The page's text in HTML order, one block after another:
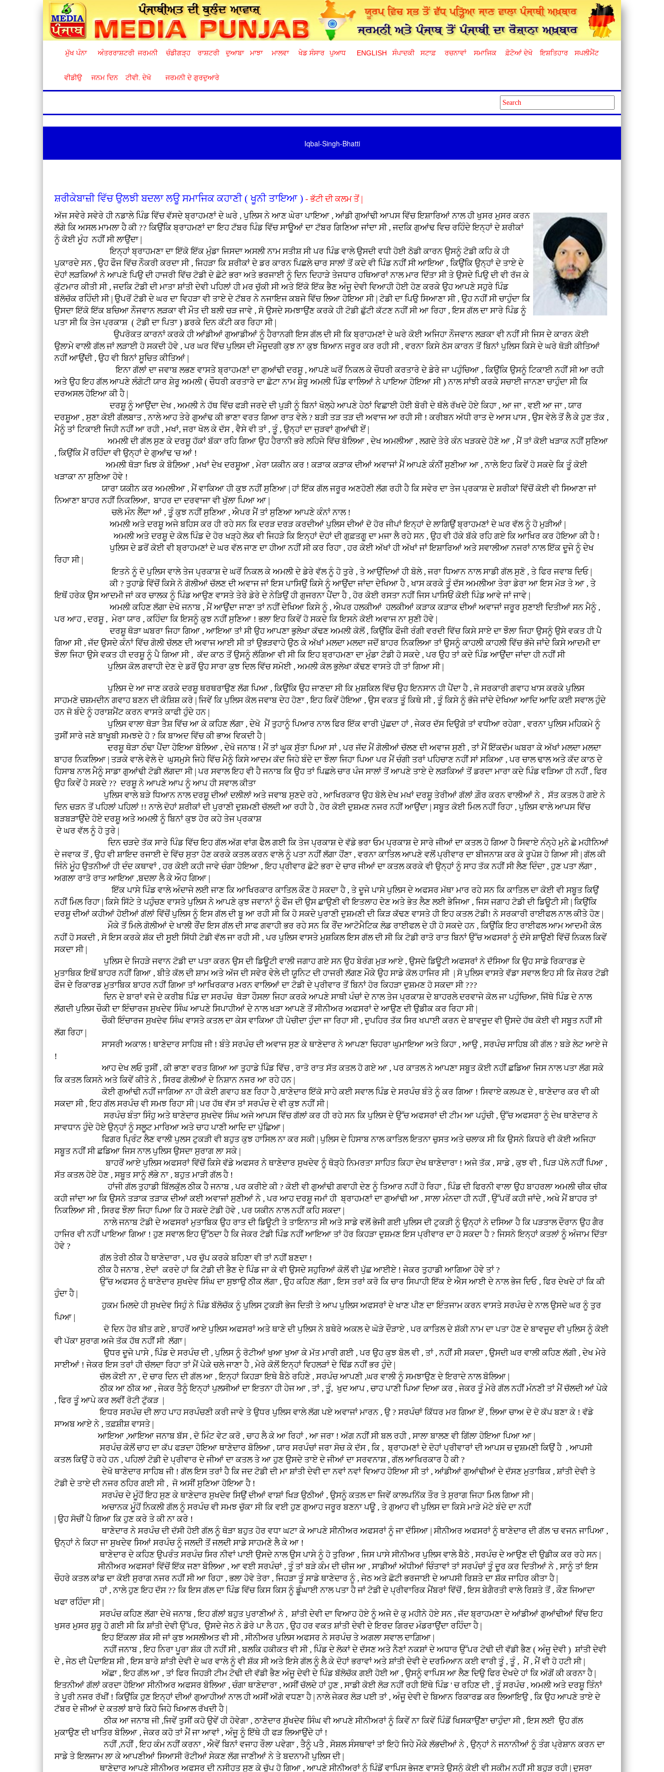
ਮੁੱਖ ਪੰਨਾ ਅੰਤਰਰਾਸ਼ਟਰੀ ਜਰਮਨੀ ਚੰਡੀਗੜ੍ਹ ਰਾਸ਼ਟਰੀ ਦੁਆਬਾ ਮਾਝਾ ਮਾਲਵਾ ਖੇਡ ਸੰਸਾਰ ਪੁਆਧ ENGLISH ਸੰਪਾਦਕੀ ਸਟਾਫ਼ ਰਚਨਾਵਾਂ ਸਮਾਜਿਕ ਫ਼ੋਟੋਆਂ ਦੇਖੋ ਇਸ਼ਤਿਹਾਰ ਸਪਲੀਮੈਂਟ
ਵੀਡੀਉ ਜਨਮ ਦਿਨ ਟੀਵੀ. ਦੇਖੋ ਜਰਮਨੀ ਦੇ ਗੁਰਦੁਆਰੇ
Iqbal-Singh-Bhatti
ਸ਼ਰੀਕੇਬਾਜ਼ੀ ਵਿੱਚ ਉਲਝੀ ਬਦਲਾ ਲਊ ਸਮਾਜਿਕ ਕਹਾਣੀ ( ਖੂਨੀ ਤਾਇਆ ) - ਭੱਟੀ ਦੀ ਕਲਮ ਤੋਂ |
ਅੱਜ ਸਵੇਰੇ ਸਵੇਰੇ ਹੀ ਨਡਾਲੇ ਪਿੰਡ ਵਿੱਚ ਵੱਸਦੇ ਬ੍ਰਾਹਮਣਾਂ ਦੇ ਘਰੇ , ਪੁਲਿਸ ਨੇ ਆਣ ਘੇਰਾ ਪਾਇਆ , ਆਂਡੀ ਗੁਆਂਢੀ ਆਪਸ ਵਿੱਚ ਇਸ਼ਾਰਿਆਂ ਨਾਲ ਹੀ ਖੁਸਰ ਮੁਸਰ ਕਰਨ
ਲੱਗੇ ਕਿ ਅਸਲ ਮਾਮਲਾ ਹੈ ਕੀ ?? ਕਿਉਂਕਿ ਬ੍ਰਾਹਮਣਾਂ ਦਾ ਇਹ ਟੱਬਰ ਪਿੰਡ ਵਿੱਚ ਸਾਊਆਂ ਦਾ ਟੱਬਰ ਗਿਣਿਆ ਜਾਂਦਾ ਸੀ , ਜਦਕਿ ਗੁਆਂਢ ਵਿਚ ਰਹਿੰਦੇ ਇਨ੍ਹਾਂ ਦੇ ਸ਼ਰੀਕਾਂ
ਨੂੰ ਕੋਈ ਮੂੰਹ ਨਹੀਂ ਸੀ ਲਾਉਂਦਾ |
ਇਨ੍ਹਾਂ ਬ੍ਰਾਹਮਣਾ ਦਾ ਇੱਕੋ ਇੱਕ ਮੁੰਡਾ ਜਿਸਦਾ ਅਸਲੀ ਨਾਮ ਸਤੀਸ਼ ਸੀ ਪਰ ਪਿੰਡ ਵਾਲੇ ਉਸਦੀ ਵਧੀ ਹੋਈ ਠੋਡੀ ਕਾਰਨ ਉਸਨੂੰ ਟੋਡੀ ਕਹਿ ਕੇ ਹੀ
ਪੁਕਾਰਦੇ ਸਨ , ਉਹ ਫੌਜ ਵਿੱਚ ਨੌਕਰੀ ਕਰਦਾ ਸੀ , ਜਿਹੜਾ ਕਿ ਸ਼ਰੀਕਾਂ ਦੇ ਡਰ ਕਾਰਨ ਪਿਛਲੇ ਚਾਰ ਸਾਲਾਂ ਤੋਂ ਕਦੇ ਵੀ ਪਿੰਡ ਨਹੀਂ ਸੀ ਆਇਆ , ਕਿਉਂਕਿ ਉਨ੍ਹਾਂ ਦੇ ਤਾਏ ਦੇ
ਦੋਹਾਂ ਲੜਕਿਆਂ ਨੇ ਆਪਣੇ ਪਿਉ ਦੀ ਹਾਜਰੀ ਵਿੱਚ ਟੋਡੀ ਦੇ ਛੋਟੇ ਭਰਾ ਅਤੇ ਭਰਜਾਈ ਨੂੰ ਦਿਨ ਦਿਹਾੜੇ ਤੇਜਧਾਰ ਹਥਿਆਰਾਂ ਨਾਲ ਮਾਰ ਦਿੱਤਾ ਸੀ ਤੇ ਉਸਦੇ ਪਿਉ ਦੀ ਵੀ ਰੱਜ ਕੇ
ਕੁੱਟਮਾਰ ਕੀਤੀ ਸੀ , ਜਦਕਿ ਟੋਡੀ ਦੀ ਮਾਤਾ ਸ਼ਾਂਤੀ ਦੇਵੀ ਪਹਿਲਾਂ ਹੀ ਮਰ ਚੁੱਕੀ ਸੀ ਅਤੇ ਇੱਕੋ ਇੱਕ ਭੈਣ ਅੰਜੂ ਦੇਵੀ ਵਿਆਹੀ ਹੋਈ ਹੋਣ ਕਰਕੇ ਉਹ ਆਪਣੇ ਸਹੁਰੇ ਪਿੰਡ
ਬੱਲੋਚੱਕ ਰਹਿੰਦੀ ਸੀ | ਉਪਰੋਂ ਟੋਡੀ ਦੇ ਘਰ ਦਾ ਵਿਹੜਾ ਵੀ ਤਾਏ ਦੇ ਟੱਬਰ ਨੇ ਨਜਾਇਜ ਕਬਜੇ ਵਿੱਚ ਲਿਆ ਹੋਇਆ ਸੀ | ਟੋਡੀ ਦਾ ਪਿਉ ਸਿਆਣਾ ਸੀ , ਉਹ ਨਹੀਂ ਸੀ ਚਾਹੁੰਦਾ ਕਿ
ਉਸਦਾ ਇੱਕੋ ਇੱਕ ਬਚਿਆ ਨੌਜਵਾਨ ਲੜਕਾ ਵੀ ਮੌਤ ਦੀ ਬਲੀ ਚੜ ਜਾਵੇ , ਸੋ ਉਸਦੇ ਸਮਝਾਉਂਣ ਕਰਕੇ ਹੀ ਟੋਡੀ ਛੁੱਟੀ ਕੱਟਣ ਨਹੀਂ ਸੀ ਆ ਰਿਹਾ , ਇਸ ਗੱਲ ਦਾ ਸਾਰੇ ਪਿੰਡ ਨੂੰ
ਪਤਾ ਸੀ ਕਿ ਤੇਜ ਪ੍ਰਕਾਸ਼ ( ਟੋਡੀ ਦਾ ਪਿਤਾ ) ਡਰਕੇ ਦਿਨ ਕੱਟੀ ਕਰ ਰਿਹਾ ਸੀ |
ਉਪਰੋਕਤ ਕਾਰਨਾਂ ਕਰਕੇ ਹੀ ਆਂਡੀਆਂ ਗੁਆਡੀਆਂ ਨੂੰ ਹੈਰਾਨਗੀ ਇਸ ਗੱਲ ਦੀ ਸੀ ਕਿ ਬ੍ਰਾਹਮਣਾਂ ਦੇ ਘਰੇ ਕੋਈ ਅਜਿਹਾ ਨੌਜਵਾਨ ਲੜਕਾ ਵੀ ਨਹੀਂ ਸੀ ਜਿਸ ਦੇ ਕਾਰਨ ਕੋਈ
ਉਲਾਮੇ ਵਾਲੀ ਗੱਲ ਜਾਂ ਲੜਾਈ ਹੋ ਸਕਦੀ ਹੋਵੇ , ਪਰ ਘਰ ਵਿੱਚ ਪੁਲਿਸ ਦੀ ਮੌਜੂਦਗੀ ਕੁਝ ਨਾ ਕੁਝ ਬਿਆਨ ਜਰੂਰ ਕਰ ਰਹੀ ਸੀ , ਵਰਨਾ ਕਿਸੇ ਠੋਸ ਕਾਰਨ ਤੋਂ ਬਿਨਾਂ ਪੁਲਿਸ ਕਿਸੇ ਦੇ ਘਰੇ ਥੋੜੀ ਕੀਤਿਆਂ
ਨਹੀਂ ਆਉਂਦੀ , ਉਹ ਵੀ ਬਿਨਾਂ ਸੂਚਿਤ ਕੀਤਿਆਂ |
ਇਨਾ ਗੱਲਾਂ ਦਾ ਜਵਾਬ ਲਭਣ ਵਾਸਤੇ ਬ੍ਰਾਹਮਣਾਂ ਦਾ ਗੁਆਂਢੀ ਦਰਸ਼ੂ , ਆਪਣੇ ਘਰੋਂ ਨਿਕਲ ਕੇ ਚੌਧਰੀ ਕਰਤਾਰੇ ਦੇ ਡੇਰੇ ਜਾ ਪਹੁੰਚਿਆ , ਕਿਉਂਕਿ ਉਸਨੂੰ ਟਿਕਾਈ ਨਹੀਂ ਸੀ ਆ ਰਹੀ
ਅਤੇ ਉਹ ਇਹ ਗੱਲ ਆਪਣੇ ਲੰਗੋਟੀ ਯਾਰ ਸ਼ੇਰੂ ਅਮਲੀ ( ਚੌਧਰੀ ਕਰਤਾਰੇ ਦਾ ਛੋਟਾ ਨਾਮ ਸ਼ੇਰੂ ਅਮਲੀ ਪਿੰਡ ਵਾਲਿਆਂ ਨੇ ਪਾਇਆ ਹੋਇਆ ਸੀ ) ਨਾਲ ਸਾਂਝੀ ਕਰਕੇ ਸਚਾਈ ਜਾਨਣਾ ਚਾਹੁੰਦਾ ਸੀ ਕਿ
ਦਰਅਸਲ ਹੋਇਆ ਕੀ ਹੈ |
ਦਰਸ਼ੂ ਨੂੰ ਆਉਂਦਾ ਦੇਖ , ਅਮਲੀ ਨੇ ਹੱਥ ਵਿੱਚ ਫੜੀ ਜਰਦੇ ਦੀ ਪੁੜੀ ਨੂੰ ਬਿਨਾਂ ਖੋਲ੍ਹੇ ਆਪਣੇ ਹੇਠਾਂ ਵਿਛਾਈ ਹੋਈ ਬੋਰੀ ਦੇ ਥੱਲੇ ਰੱਖਦੇ ਹੋਏ ਕਿਹਾ , ਆ ਜਾ , ਵਈ ਆ ਜਾ , ਯਾਰ
ਦਰਸ਼ੂਆ , ਸੁਣਾ ਕੋਈ ਗੱਲਬਾਤ , ਨਾਲੇ ਆਹ ਤੇਰੇ ਗੁਆਂਢ ਕੀ ਭਾਣਾ ਵਰਤ ਗਿਆ ਰਾਤ ਵੇਲੇ ? ਬੜੀ ਤੜ ਤੜ ਦੀ ਅਵਾਜ ਆ ਰਹੀ ਸੀ ! ਕਰੀਬਨ ਅੱਧੀ ਰਾਤ ਦੇ ਆਸ ਪਾਸ , ਉਸ ਵੇਲੇ ਤੋਂ ਲੈ ਕੇ ਹੁਣ ਤੱਕ ,
ਮੈਨੂੰ ਤਾਂ ਟਿਕਾਈ ਜਿਹੀ ਨਹੀਂ ਆ ਰਹੀ , ਮਖਾਂ, ਜਰਾ ਖੋਲ ਕੇ ਦੱਸ , ਵੈਸੇ ਵੀ ਤਾਂ , ਤੂੰ , ਉਨ੍ਹਾਂ ਦਾ ਜੁੜਵਾਂ ਗੁਆਂਢੀ ਏਂ |
ਅਮਲੀ ਦੀ ਗੱਲ ਸੁਣ ਕੇ ਦਰਸ਼ੂ ਹੱਕਾਂ ਬੱਕਾ ਰਹਿ ਗਿਆ ਉਹ ਹੈਰਾਨੀ ਭਰੇ ਲਹਿਜੇ ਵਿੱਚ ਬੋਲਿਆ , ਦੇਖ ਅਮਲੀਆ , ਲਗਦੇ ਤੇਰੇ ਕੰਨ ਖੜਕਦੇ ਹੋਣੇ ਆ , ਮੈਂ ਤਾਂ ਕੋਈ ਖੜਾਕ ਨਹੀਂ ਸੁਣਿਆ
, ਕਿਉਂਕਿ ਮੈਂ ਰਹਿੰਦਾ ਵੀ ਉਨ੍ਹਾਂ ਦੇ ਗੁਆਂਢ 'ਚ ਆਂ !
ਅਮਲੀ ਥੋੜਾ ਖਿਝ ਕੇ ਬੋਲ਼ਿਆ , ਮਖਾਂ ਦੇਖ ਦਰਸ਼ੂਆ , ਮੇਰਾ ਯਕੀਨ ਕਰ ! ਕੜਾਕ ਕੜਾਕ ਦੀਆਂ ਅਵਾਜਾਂ ਮੈਂ ਆਪਣੇ ਕੰਨੀਂ ਸੁਣੀਆ ਆ , ਨਾਲੇ ਇਹ ਕਿਵੇਂ ਹੋ ਸਕਦੇ ਕਿ ਤੂੰ ਕੋਈ
ਖੜਾਕਾ ਨਾ ਸੁਣਿਆ ਹੋਵੇ !
ਯਾਰਾ ਯਕੀਨ ਕਰ ਅਮਲੀਆ , ਮੈਂ ਵਾਕਿਆ ਹੀ ਕੁਝ ਨਹੀਂ ਸੁਣਿਆ | ਹਾਂ ਇੱਕ ਗੱਲ ਜਰੂਰ ਅਣਹੋਣੀ ਲੱਗ ਰਹੀ ਹੈ ਕਿ ਸਵੇਰ ਦਾ ਤੇਜ ਪ੍ਰਕਾਸ਼ ਦੇ ਸ਼ਰੀਕਾਂ ਵਿੱਚੋਂ ਕੋਈ ਵੀ ਸਿਆਣਾ ਜਾਂ
ਨਿਆਣਾ ਬਾਹਰ ਨਹੀਂ ਨਿਕਲਿਆ, ਬਾਹਰ ਦਾ ਦਰਵਾਜਾ ਵੀ ਖੁੱਲਾ ਪਿਆ ਆ |
ਚਲੋ ਮੰਨ ਲੈਂਦਾ ਆਂ , ਤੂੰ ਕੁਝ ਨਹੀਂ ਸੁਣਿਆ , ਐਪਰ ਮੈਂ ਤਾਂ ਸੁਣਿਆ ਆਪਣੇ ਕੰਨਾਂ ਨਾਲ !
ਅਮਲੀ ਅਤੇ ਦਰਸ਼ੂ ਅਜੇ ਬਹਿਸ ਕਰ ਹੀ ਰਹੇ ਸਨ ਕਿ ਦਰੜ ਦਰੜ ਕਰਦੀਆਂ ਪੁਲਿਸ ਦੀਆਂ ਦੋ ਹੋਰ ਜੀਪਾਂ ਇਨ੍ਹਾਂ ਦੇ ਲਾਗਿਉਂ ਬ੍ਰਾਹਮਣਾਂ ਦੇ ਘਰ ਵੱਲ ਨੂੰ ਹੋ ਮੁੜੀਆਂ |
ਅਮਲੀ ਅਤੇ ਦਰਸ਼ੂ ਦੇ ਕੋਲ ਪਿੰਡ ਦੇ ਹੋਰ ਖੜ੍ਹੇ ਲੋਕ ਵੀ ਜਿਹੜੇ ਕਿ ਇਨ੍ਹਾਂ ਦੋਹਾਂ ਦੀ ਗੁਫ਼ਤਗੂ ਦਾ ਮਜਾ ਲੈ ਰਹੇ ਸਨ , ਉਹ ਵੀ ਹੱਕੇ ਬੱਕੇ ਰਹਿ ਗਏ ਕਿ ਆਖਿਰ ਕਰ ਹੋਇਆ ਕੀ ਹੈ !
ਪੁਲਿਸ ਦੇ ਡਰੋਂ ਕੋਈ ਵੀ ਬ੍ਰਾਹਮਣਾਂ ਦੇ ਘਰ ਵੱਲ ਜਾਣ ਦਾ ਹੀਆ ਨਹੀਂ ਸੀ ਕਰ ਰਿਹਾ , ਹਰ ਕੋਈ ਅੱਖਾਂ ਹੀ ਅੱਖਾਂ ਜਾਂ ਇਸ਼ਾਰਿਆਂ ਅਤੇ ਸਵਾਲੀਆ ਨਜਰਾਂ ਨਾਲ ਇੱਕ ਦੂਜੇ ਨੂੰ ਦੇਖ
ਰਿਹਾ ਸੀ |
ਇਤਨੇ ਨੂੰ ਦੋ ਪੁਲਿਸ ਵਾਲੇ ਤੇਜ ਪ੍ਰਕਾਸ਼ ਦੇ ਘਰੋਂ ਨਿਕਲ ਕੇ ਅਮਲੀ ਦੇ ਡੇਰੇ ਵੱਲ ਨੂੰ ਹੋ ਤੁਰੇ , ਤੇ ਆਉਂਦਿਆਂ ਹੀ ਬੋਲੇ , ਜਰਾ ਧਿਆਨ ਨਾਲ ਸਾਡੀ ਗੱਲ ਸੁਣੋ , ਤੇ ਫਿਰ ਜਵਾਬ ਦਿਓ |
ਕੀ ? ਤੁਹਾਡੇ ਵਿੱਚੋਂ ਕਿਸੇ ਨੇ ਗੋਲੀਆਂ ਚੱਲਣ ਦੀ ਅਵਾਜ ਜਾਂ ਇਸ ਪਾਸਿਉਂ ਕਿਸੇ ਨੂੰ ਆਉਂਦਾ ਜਾਂਦਾ ਦੇਖਿਆ ਹੈ , ਖਾਸ ਕਰਕੇ ਤੂੰ ਦੱਸ ਅਮਲੀਆ ਤੇਰਾ ਡੇਰਾ ਆ ਇਸ ਮੋੜ ਤੇ ਆ , ਤੇ
ਇਥੋਂ ਹਰੇਕ ਉਸ ਆਦਮੀ ਜਾਂ ਕਰ ਚਾਲਕ ਨੂੰ ਪਿੰਡ ਆਉਣ ਵਾਸਤੇ ਤੇਰੇ ਡੇਰੇ ਦੇ ਨੇੜਿਉਂ ਹੀ ਗੁਜਰਨਾ ਪੈਂਦਾ ਹੈ , ਹੋਰ ਕੋਈ ਰਸਤਾ ਨਹੀਂ ਜਿਸ ਪਾਸਿਓਂ ਕੋਈ ਪਿੰਡ ਆਵੇ ਜਾਂ ਜਾਵੇ |
ਅਮਲੀ ਕਹਿਣ ਲੱਗਾ ਦੇਖੋ ਜਨਾਬ , ਮੈਂ ਆਉਂਦਾ ਜਾਣਾ ਤਾਂ ਨਹੀਂ ਦੇਖਿਆ ਕਿਸੇ ਨੂੰ , ਐਪਰ ਹਲਕੀਆਂ ਹਲਕੀਆਂ ਕੜਾਕ ਕੜਾਕ ਦੀਆਂ ਅਵਾਜਾਂ ਜਰੂਰ ਸੁਣਾਈ ਦਿਤੀਆਂ ਸਨ ਮੈਨੂੰ ,
ਪਰ ਆਹ , ਦਰਸ਼ੂ , ਮੇਰਾ ਯਾਰ , ਕਹਿੰਦਾ ਕਿ ਇਸਨੂੰ ਕੁਝ ਨਹੀਂ ਸੁਣਿਆ ! ਭਲਾ ਇਹ ਕਿਵੇਂ ਹੋ ਸਕਦੇ ਕਿ ਇਸਨੇ ਕੋਈ ਅਵਾਜ ਨਾ ਸੁਣੀ ਹੋਵੇ |
ਦਰਸ਼ੂ ਥੋੜਾ ਘਬਰਾ ਜਿਹਾ ਗਿਆ , ਆਇਆ ਤਾਂ ਸੀ ਉਹ ਆਪਣਾ ਭੁਲੇਖਾ ਕੱਢਣ ਅਮਲੀ ਕੋਲੋਂ , ਕਿਉਂਕਿ ਫੌਜੀ ਰੰਗੀ ਵਰਦੀ ਵਿੱਚ ਕਿਸੇ ਸਾਏ ਦਾ ਝੌਲਾ ਜਿਹਾ ਉਸਨੂੰ ਉਸੇ ਵਕਤ ਹੀ ਪੈ
ਗਿਆ ਸੀ , ਜੱਦ ਉਸਦੇ ਕੰਨਾਂ ਵਿੱਚ ਗੋਲੀ ਚੱਲਣ ਦੀ ਅਵਾਜ ਆਈ ਸੀ ਤਾਂ ਉਭੜਵਾਹੇ ਉਠ ਕੇ ਅੱਖਾਂ ਮਲਦਾ ਮਲਦਾ ਜਦੋਂ ਬਾਹਰ ਨਿਕਲਿਆ ਤਾਂ ਉਸਨੂੰ ਕਾਹਲੀ ਕਾਹਲੀ ਵਿੱਚ ਭੱਜੇ ਜਾਂਦੇ ਕਿਸੇ ਆਦਮੀ ਦਾ
ਝੌਲਾ ਜਿਹਾ ਉਸੇ ਵਕਤ ਹੀ ਦਰਸ਼ੂ ਨੂੰ ਪੈ ਗਿਆ ਸੀ , ਕੱਦ ਕਾਠ ਤੋਂ ਉਸਨੂੰ ਲੱਗਿਆ ਵੀ ਸੀ ਕਿ ਇਹ ਬ੍ਰਾਹਮਣਾ ਦਾ ਮੁੰਡਾ ਟੋਡੀ ਹੋ ਸਕਦੇ , ਪਰ ਉਹ ਤਾਂ ਕਦੇ ਪਿੰਡ ਆਉਂਦਾ ਜਾਂਦਾ ਹੀ ਨਹੀਂ ਸੀ
ਪੁਲਿਸ ਕੋਲ ਗਵਾਹੀ ਦੇਣ ਦੇ ਡਰੋਂ ਉਹ ਸਾਰਾ ਕੁਝ ਦਿਲ ਵਿੱਚ ਸਮੋਈ , ਅਮਲੀ ਕੋਲ ਭੁਲੇਖਾ ਕੱਢਣ ਵਾਸਤੇ ਹੀ ਤਾਂ ਗਿਆ ਸੀ |
ਪੁਲਿਸ ਦੇ ਆ ਜਾਣ ਕਰਕੇ ਦਰਸ਼ੂ ਥਰਥਰਾਉਣ ਲੱਗ ਪਿਆ , ਕਿਉਂਕਿ ਉਹ ਜਾਣਦਾ ਸੀ ਕਿ ਮੁਸ਼ਕਿਲ ਵਿੱਚ ਉਹ ਇਨਸਾਨ ਹੀ ਪੈਂਦਾ ਹੈ , ਜੋ ਸਰਕਾਰੀ ਗਵਾਹ ਖਾਸ ਕਰਕੇ ਪੁਲਿਸ
ਸਾਹਮਣੇ ਚਸ਼ਮਦੀਨ ਗਵਾਹ ਬਣਨ ਦੀ ਕੋਸ਼ਿਸ਼ ਕਰੇ | ਜਿਵੇਂ ਕਿ ਪੁਲਿਸ ਕੋਲ ਜਵਾਬ ਦੇਹ ਹੋਣਾ , ਇਹ ਕਿਵੇਂ ਹੋਇਆ , ਉਸ ਵਕਤ ਤੂੰ ਕਿਥੇ ਸੀ , ਤੂੰ ਕਿਸੇ ਨੂੰ ਭੱਜੇ ਜਾਂਦੇ ਦੇਖਿਆ ਆਦਿ ਆਦਿ ਕਈ ਸਵਾਲ ਹੁੰਦੇ
ਹਨ ਜੋ ਬੰਦੇ ਨੂੰ ਹਰਾਸ਼ਮੈਂਟ ਕਰਨ ਵਾਸਤੇ ਕਾਫੀ ਹੁੰਦੇ ਹਨ |
ਪੁਲਿਸ ਵਾਲਾ ਥੋੜਾ ਤੈਸ਼ ਵਿੱਚ ਆ ਕੇ ਕਹਿਣ ਲੱਗਾ , ਦੇਖੋ ਮੈਂ ਤੁਹਾਨੂੰ ਪਿਆਰ ਨਾਲ ਫਿਰ ਇੱਕ ਵਾਰੀ ਪੁੱਛਦਾ ਹਾਂ , ਜੇਕਰ ਦੱਸ ਦਿਉਗੇ ਤਾਂ ਵਧੀਆ ਰਹੇਗਾ , ਵਰਨਾ ਪੁਲਿਸ ਮਹਿਕਮੇ ਨੂੰ
ਤੁਸੀਂ ਸਾਰੇ ਜਣੇ ਬਾਖੂਬੀ ਸਮਝਦੇ ਹੋ ? ਕਿ ਬਾਅਦ ਵਿੱਚ ਕੀ ਭਾਅ ਵਿਕਦੀ ਹੈ |
ਦਰਸ਼ੂ ਥੋੜਾ ਠੰਢਾ ਪੈਂਦਾ ਹੋਇਆ ਬੋਲਿਆ , ਦੇਖੋ ਜਨਾਬ ! ਮੈਂ ਤਾਂ ਘੂਕ ਸੁੱਤਾ ਪਿਆ ਸਾਂ , ਪਰ ਜੱਦ ਮੈਂ ਗੋਲੀਆਂ ਚੱਲਣ ਦੀ ਅਵਾਜ ਸੁਣੀ , ਤਾਂ ਮੈਂ ਇੱਕਦੱਮ ਘਬਰਾ ਕੇ ਅੱਖਾਂ ਮਲਦਾ ਮਲਦਾ
ਬਾਹਰ ਨਿਕਲਿਆ | ਤੜਕੇ ਵਾਲੇ ਵੇਲੇ ਦੇ ਘੁਸਮੁਸੇ ਜਿਹੇ ਵਿੱਚ ਮੈਨੂੰ ਕਿਸੇ ਆਦਮ ਕੱਦ ਜਿਹੇ ਬੰਦੇ ਦਾ ਝੌਲਾ ਜਿਹਾ ਪਿਆ ਪਰ ਮੈਂ ਚੰਗੀ ਤਰਾਂ ਪਹਿਚਾਣ ਨਹੀਂ ਸਾਂ ਸਕਿਆ , ਪਰ ਚਾਲ ਢਾਲ ਅਤੇ ਕੱਦ ਕਾਠ ਦੇ
ਹਿਸਾਬ ਨਾਲ ਮੈਨੂੰ ਸਾਡਾ ਗੁਆਂਢੀ ਟੋਡੀ ਲੱਗਦਾ ਸੀ | ਪਰ ਸਵਾਲ ਇਹ ਵੀ ਹੈ ਜਨਾਬ ਕਿ ਉਹ ਤਾਂ ਪਿਛਲੇ ਚਾਰ ਪੰਜ ਸਾਲਾਂ ਤੋਂ ਆਪਣੇ ਤਾਏ ਦੇ ਲੜਕਿਆਂ ਤੋਂ ਡਰਦਾ ਮਾਰਾ ਕਦੇ ਪਿੰਡ ਵੜਿਆ ਹੀ ਨਹੀਂ , ਫਿਰ
ਉਹ ਕਿਵੇਂ ਹੋ ਸਕਦੇ ?? ਦਰਸ਼ੂ ਨੇ ਆਪਣੇ ਆਪ ਨੂੰ ਆਪ ਹੀ ਸਵਾਲ ਕੀਤਾ
ਪੁਲਿਸ ਵਾਲੇ ਬੜੇ ਧਿਆਨ ਨਾਲ ਦਰਸ਼ੂ ਦੀਆਂ ਦਲੀਲਾਂ ਅਤੇ ਜਵਾਬ ਸੁਣਦੇ ਰਹੇ , ਆਖਿਰਕਾਰ ਉਹ ਬੋਲੇ ਦੇਖ ਮਖਾਂ ਦਰਸ਼ੂ ਤੇਰੀਆਂ ਗੱਲਾਂ ਗ਼ੌਰ ਕਰਨ ਵਾਲੀਆਂ ਨੇ , ਸੱਤ ਕਤਲ ਹੋ ਗਏ ਨੇ
ਦਿਨ ਚੜਨ ਤੋਂ ਪਹਿਲਾਂ ਪਹਿਲਾਂ !! ਨਾਲੇ ਦੋਹਾਂ ਸ਼ਰੀਕਾਂ ਦੀ ਪੁਰਾਣੀ ਦੁਸ਼ਮਣੀ ਚੱਲਦੀ ਆ ਰਹੀ ਹੈ , ਹੋਰ ਕੋਈ ਦੁਸ਼ਮਣ ਨਜਰ ਨਹੀਂ ਆਉਂਦਾ | ਸਬੂਤ ਕੋਈ ਮਿਲ ਨਹੀਂ ਰਿਹਾ , ਪੁਲਿਸ ਵਾਲੇ ਆਪਸ ਵਿੱਚ
ਬੜਬੜਾਉਂਦੇ ਹੋਏ ਦਰਸ਼ੂ ਅਤੇ ਅਮਲੀ ਨੂੰ ਬਿਨਾਂ ਕੁਝ ਹੋਰ ਕਹੇ ਤੇਜ ਪ੍ਰਕਾਸ਼
ਦੇ ਘਰ ਵੱਲ ਨੂੰ ਹੋ ਤੁਰੇ |
ਦਿਨ ਚੜਦੇ ਤੱਕ ਸਾਰੇ ਪਿੰਡ ਵਿੱਚ ਇਹ ਗੱਲ ਅੱਗ ਵਾਂਗ ਫੈਲ ਗਈ ਕਿ ਤੇਜ ਪ੍ਰਕਾਸ਼ ਦੇ ਵੱਡੇ ਭਰਾ ਓਮ ਪ੍ਰਕਾਸ਼ ਦੇ ਸਾਰੇ ਜੀਆਂ ਦਾ ਕਤਲ ਹੋ ਗਿਆ ਹੈ ਸਿਵਾਏ ਨੰਨ੍ਹੇ ਮੁਨੇ ਛੇ ਮਹੀਨਿਆਂ
ਦੇ ਜਵਾਕ ਤੋਂ , ਉਹ ਵੀ ਸ਼ਾਇਦ ਰਜਾਈ ਦੇ ਵਿੱਚ ਸੁਤਾ ਹੋਣ ਕਰਕੇ ਕਤਲ ਕਰਨ ਵਾਲੇ ਨੂੰ ਪਤਾ ਨਹੀਂ ਲੱਗਾ ਹੋਂਣਾ , ਵਰਨਾ ਕਾਤਿਲ ਆਪਣੇ ਵਲੋਂ ਪ੍ਰੀਵਾਰ ਦਾ ਬੀਜਨਾਸ਼ ਕਰ ਕੇ ਰੂਪੋਸ਼ ਹੋ ਗਿਆ ਸੀ | ਗੱਲ ਕੀ
ਜਿੰਨੇ ਮੂੰਹ ਉਤਨੀਆਂ ਹੀ ਦੰਦ ਕਥਾਵਾਂ , ਹਰ ਕੋਈ ਕਹੀ ਜਾਵੇ ਚੰਗਾ ਹੋਇਆ , ਇਹ ਪ੍ਰੀਵਾਰ ਛੋਟੇ ਭਰਾ ਦੇ ਚਾਰ ਜੀਆਂ ਦਾ ਕਤਲ ਕਰਕੇ ਵੀ ਉਨ੍ਹਾਂ ਨੂੰ ਸਾਹ ਤੱਕ ਨਹੀਂ ਸੀ ਲੈਣ ਦਿੰਦਾ , ਹੁਣ ਪਤਾ ਲੱਗਾ ,
ਅਗਲਾ ਰਾਤੋ ਰਾਤ ਆਇਆ ,ਬਦਲਾ ਲੈ ਕੇ ਔਹ ਗਿਆ |
ਇੱਕ ਪਾਸੇ ਪਿੰਡ ਵਾਲੇ ਅੰਦਾਜੇ ਲਈ ਜਾਣ ਕਿ ਆਖਿਰਕਾਰ ਕਾਤਿਲ ਕੌਣ ਹੋ ਸਕਦਾ ਹੈ , ਤੇ ਦੂਜੇ ਪਾਸੇ ਪੁਲਿਸ ਦੇ ਅਫਸਰ ਮੱਥਾ ਮਾਰ ਰਹੇ ਸਨ ਕਿ ਕਾਤਿਲ ਦਾ ਕੋਈ ਵੀ ਸਬੂਤ ਕਿਉਂ
ਨਹੀਂ ਮਿਲ ਰਿਹਾ | ਕਿਸੇ ਸਿੱਟੇ ਤੇ ਪਹੁੰਚਣ ਵਾਸਤੇ ਪੁਲਿਸ ਨੇ ਆਪਣੇ ਕੁਝ ਜਵਾਨਾਂ ਨੂੰ ਫੌਜ ਦੀ ਉਸ ਛਾਉਣੀ ਵੀ ਇਤਲਾਹ ਦੇਣ ਅਤੇ ਭੇਤ ਲੈਣ ਲਈ ਭੇਜਿਆ , ਜਿਸ ਜਗਾਹ ਟੋਡੀ ਦੀ ਡਿਊਟੀ ਸੀ | ਕਿਉਂਕਿ
ਦਰਸ਼ੂ ਦੀਆਂ ਕਹੀਆਂ ਹੋਈਆਂ ਗੱਲਾਂ ਵਿੱਚੋਂ ਪੁਲਿਸ ਨੂੰ ਇਸ ਗੱਲ ਦੀ ਬੂ ਆ ਰਹੀ ਸੀ ਕਿ ਹੋ ਸਕਦੇ ਪੁਰਾਣੀ ਦੁਸ਼ਮਣੀ ਦੀ ਕਿੜ ਕੱਢਣ ਵਾਸਤੇ ਹੀ ਇਹ ਕਤਲ ਟੋਡੀ! ਨੇ ਸਰਕਾਰੀ ਰਾਈਫਲ ਨਾਲ ਕੀਤੇ ਹੋਣ |
ਮੌਕੇ ਤੋਂ ਮਿਲੇ ਗੋਲੀਆਂ ਦੇ ਖਾਲੀ ਰੌਂਦ ਇਸ ਗੱਲ ਦੀ ਸਾਫ ਗਵਾਹੀ ਭਰ ਰਹੇ ਸਨ ਕਿ ਰੌਂਦ ਆਟੋਮੈਟਿਕ ਲੋਡ ਰਾਈਫਲ ਦੇ ਹੀ ਹੋ ਸਕਦੇ ਹਨ , ਕਿਉਂਕਿ ਇਹ ਰਾਈਫਲ ਆਮ ਆਦਮੀ ਕੋਲ
ਨਹੀਂ ਹੋ ਸਕਦੀ , ਸੋ ਇਸ ਕਰਕੇ ਸ਼ੱਕ ਦੀ ਸੂਈ ਸਿੱਧੀ ਟੋਡੀ ਵੱਲ ਜਾ ਰਹੀ ਸੀ , ਪਰ ਪੁਲਿਸ ਵਾਸਤੇ ਮੁਸ਼ਕਿਲ ਇਸ ਗੱਲ ਦੀ ਸੀ ਕਿ ਟੋਡੀ ਰਾਤੋ ਰਾਤ ਬਿਨਾਂ ਉੱਚ ਅਫਸਰਾਂ ਨੂੰ ਦੱਸੇ ਸ਼ਾਉਣੀ ਵਿੱਚੋਂ ਨਿਕਲ ਕਿਵੇਂ
ਸਕਦਾ ਸੀ |
ਪੁਲਿਸ ਦੇ ਜਿਹੜੇ ਜਵਾਨ ਟੋਡੀ ਦਾ ਪਤਾ ਕਰਨ ਉਸ ਦੀ ਡਿਊਟੀ ਵਾਲੀ ਜਗਾਹ ਗਏ ਸਨ ਉਹ ਬੇਰੰਗ ਮੁੜ ਆਏ , ਉਸਦੇ ਡਿਊਟੀ ਅਫਸਰਾਂ ਨੇ ਦੱਸਿਆ ਕਿ ਉਹ ਸਾਡੇ ਰਿਕਾਰਡ ਦੇ
ਮੁਤਾਬਿਕ ਇਥੋਂ ਬਾਹਰ ਨਹੀਂ ਗਿਆ , ਬੀਤੇ ਕੱਲ ਦੀ ਸ਼ਾਮ ਅਤੇ ਅੱਜ ਦੀ ਸਵੇਰ ਵੇਲੇ ਦੀ ਯੂਨਿਟ ਦੀ ਹਾਜਰੀ ਲੱਗਣ ਮੌਕੇ ਉਹ ਸਾਡੇ ਕੋਲ ਹਾਜਿਰ ਸੀ | ਸੋ ਪੁਲਿਸ ਵਾਸਤੇ ਵੱਡਾ ਸਵਾਲ ਇਹ ਸੀ ਕਿ ਜੇਕਰ ਟੋਡੀ
ਫੌਜ ਦੇ ਰਿਕਾਰਡ ਮੁਤਾਬਿਕ ਬਾਹਰ ਨਹੀਂ ਗਿਆ ਤਾਂ ਆਖਿਰਕਾਰ ਮਰਨ ਵਾਲਿਆਂ ਦਾ ਟੋਡੀ ਦੇ ਪ੍ਰੀਵਾਰ ਤੋਂ ਬਿਨਾਂ ਹੋਰ ਕਿਹੜਾ ਦੁਸ਼ਮਣ ਹੋ ਸਕਦਾ ਸੀ ???
ਦਿਨ ਦੇ ਬਾਰਾਂ ਵਜੇ ਦੇ ਕਰੀਬ ਪਿੰਡ ਦਾ ਸਰਪੰਚ ਥੋੜਾ ਹੌਸਲਾ ਜਿਹਾ ਕਰਕੇ ਆਪਣੇ ਸਾਥੀ ਪੰਚਾਂ ਦੇ ਨਾਲ ਤੇਜ ਪ੍ਰਕਾਸ਼ ਦੇ ਬਾਹਰਲੇ ਦਰਵਾਜੇ ਕੋਲ ਜਾ ਪਹੁੰਚਿਆ, ਜਿੱਥੇ ਪਿੰਡ ਦੇ ਨਾਲ
ਲੱਗਦੀ ਪੁਲਿਸ ਚੌਕੀ ਦਾ ਇੰਚਾਰਜ ਸੁਖਦੇਵ ਸਿੰਘ ਆਪਣੇ ਸਿਪਾਹੀਆਂ ਦੇ ਨਾਲ ਖੜਾ ਆਪਣੇ ਤੋਂ ਸੀਨੀਅਰ ਅਫਸਰਾਂ ਦੇ ਆਉਣ ਦੀ ਉਡੀਕ ਕਰ ਰਿਹਾ ਸੀ |
ਚੌਕੀ ਇੰਚਾਰਜ ਸੁਖਦੇਵ ਸਿੰਘ ਵਾਸਤੇ ਕਤਲ ਦਾ ਕੇਸ ਵਾਕਿਆ ਹੀ ਪੇਚੀਦਾ ਹੁੰਦਾ ਜਾ ਰਿਹਾ ਸੀ , ਦੁਪਹਿਰ ਤੱਕ ਸਿਰ ਖਪਾਈ ਕਰਨ ਦੇ ਬਾਵਜੂਦ ਵੀ ਉਸਦੇ ਹੱਥ ਕੋਈ ਵੀ ਸਬੂਤ ਨਹੀਂ ਸੀ
ਲੱਗ ਰਿਹਾ |
ਸਾਸਰੀ ਅਕਾਲ ! ਥਾਣੇਦਾਰ ਸਾਹਿਬ ਜੀ ! ਬੰਤੇ ਸਰਪੰਚ ਦੀ ਅਵਾਜ ਸੁਣ ਕੇ ਥਾਣੇਦਾਰ ਨੇ ਆਪਣਾ ਚਿਹਰਾ ਘੁਮਾਇਆ ਅਤੇ ਕਿਹਾ , ਆਉ , ਸਰਪੰਚ ਸਾਹਿਬ ਕੀ ਗੱਲ ? ਬੜੇ ਲੇਟ ਆਏ ਜੇ
!
ਆਹ ਦੇਖ ਲਓ ਤੁਸੀਂ , ਕੀ ਭਾਣਾ ਵਰਤ ਗਿਆ ਆ ਤੁਹਾਡੇ ਪਿੰਡ ਵਿੱਚ , ਰਾਤੋ ਰਾਤ ਸੱਤ ਕਤਲ ਹੋ ਗਏ ਆ , ਪਰ ਕਾਤਲ ਨੇ ਆਪਣਾ ਸਬੂਤ ਕੋਈ ਨਹੀਂ ਛਡਿਆ ਜਿਸ ਨਾਲ ਪਤਾ ਲੱਗ ਸਕੇ
ਕਿ ਕਤਲ ਕਿਸਨੇ ਅਤੇ ਕਿਵੇਂ ਕੀਤੇ ਨੇ , ਸਿਰਫ ਗੋਲੀਆਂ ਦੇ ਨਿਸ਼ਾਨ ਨਜਰ ਆ ਰਹੇ ਹਨ |
ਕੋਈ ਗੁਆਂਢੀ ਨਹੀਂ ਜਾਗਿਆ ਨਾ ਹੀ ਕੋਈ ਗਵਾਹ ਬਣ ਰਿਹਾ ਹੈ ,ਥਾਣੇਦਾਰ ਇੱਕੋ ਸਾਹੇ ਕਈ ਸਵਾਲ ਪਿੰਡ ਦੇ ਸਰਪੰਚ ਬੰਤੇ ਨੂੰ ਕਰ ਗਿਆ ! ਸਿਵਾਏ ਕਲਪਣ ਦੇ , ਥਾਣੇਦਾਰ ਕਰ ਵੀ ਕੀ
ਸਕਦਾ ਸੀ , ਇਹ ਗੱਲ ਸਰਪੰਚ ਵੀ ਸਮਝ ਰਿਹਾ ਸੀ | ਪਰ ਹੱਥ ਵੱਸ ਤਾਂ ਸਰਪੰਚ ਦੇ ਵੀ ਕੁਝ ਨਹੀਂ ਸੀ |
ਸਰਪੰਚ ਬੰਤਾ ਸਿੰਹੁ ਅਤੇ ਥਾਣੇਦਾਰ ਸੁਖਦੇਵ ਸਿੰਘ ਅਜੇ ਆਪਸ ਵਿੱਚ ਗੱਲਾਂ ਕਰ ਹੀ ਰਹੇ ਸਨ ਕਿ ਪੁਲਿਸ ਦੇ ਉੱਚ ਅਫਸਰਾਂ ਦੀ ਟੀਮ ਆ ਪਹੁੰਚੀ , ਉੱਚ ਅਫਸਰਾ ਨੂੰ ਦੇਖ ਥਾਣੇਦਾਰ ਨੇ
ਸਾਵਧਾਨ ਹੁੰਦੇ ਹੋਏ ਉਨ੍ਹਾਂ ਨੂੰ ਸਲੂਟ ਮਾਰਿਆ ਅਤੇ ਚਾਹ ਪਾਣੀ ਆਦਿ ਦਾ ਪੁੱਛਿਆ |
ਫਿਗਰ ਪ੍ਰਿੰਟ ਲੈਣ ਵਾਲੀ ਪੁਲਸ ਟੁਕੜੀ ਵੀ ਬਹੁਤ ਕੁਝ ਹਾਸਿਲ ਨਾ ਕਰ ਸਕੀ | ਪੁਲਿਸ ਦੇ ਹਿਸਾਬ ਨਾਲ ਕਾਤਿਲ ਇਤਨਾ ਚੁਸਤ ਅਤੇ ਚਲਾਕ ਸੀ ਕਿ ਉਸਨੇ ਕਿਧਰੇ ਵੀ ਕੋਈ ਅਜਿਹਾ
ਸਬੂਤ ਨਹੀਂ ਸੀ ਛਡਿਆ ਜਿਸ ਨਾਲ ਪੁਲਿਸ ਉਸਦਾ ਸੁਰਾਗ ਲਾ ਸਕੇ |
ਬਾਹਰੋਂ ਆਏ ਪੁਲਿਸ ਅਫਸਰਾਂ ਵਿੱਚੋਂ ਕਿਸੇ ਵੱਡੇ ਅਫਸਰ ਨੇ ਥਾਣੇਦਾਰ ਸੁਖਦੇਵ ਨੂੰ ਥੋੜ੍ਹੇ ਨਿਮਰਤਾ ਸਾਹਿਤ ਕਿਹਾ ਦੇਖ ਥਾਣੇਦਾਰਾ ! ਅਜੇ ਤੱਕ , ਸਾਡੇ , ਕੁਝ ਵੀ , ਪਿੜ ਪੱਲੇ ਨਹੀਂ ਪਿਆ ,
ਸੱਤ ਕਤਲ ਹੋਏ ਹੋਣ , ਸਬੂਤ ਸਾਨੂੰ ਲੱਭੇ ਨਾ , ਬਹੁਤ ਮਾੜੀ ਗੱਲ ਹੈ !
ਹਾਂਜੀ ਗੱਲ ਤੁਹਾਡੀ ਬਿੱਲਕੁੱਲ ਠੀਕ ਹੈ ਜਨਾਬ , ਪਰ ਕਰੀਏ ਕੀ ? ਕੋਈ ਵੀ ਗੁਆਂਢੀ ਗਵਾਹੀ ਦੇਣ ਨੂੰ ਤਿਆਰ ਨਹੀਂ ਹੋ ਰਿਹਾ , ਪਿੰਡ ਦੀ ਫਿਰਨੀ ਵਾਲਾ ਉਹ ਬਾਹਰਲਾ ਅਮਲੀ ਚੀਕ ਚੀਕ
ਕਹੀ ਜਾਂਦਾ ਆ ਕਿ ਉਸਨੇ ਤੜਾਕ ਤੜਾਕ ਦੀਆਂ ਕਈ ਅਵਾਜਾਂ ਸੁਣੀਆਂ ਨੇ , ਪਰ ਆਹ ਦਰਸ਼ੂ ਜਮਾਂ ਹੀ ਬ੍ਰਾਹਮਣਾਂ ਦਾ ਗੁਆਂਢੀ ਆ , ਸਾਲਾ ਮੰਨਦਾ ਹੀ ਨਹੀਂ , ਉੱਪਰੋਂ ਕਹੀ ਜਾਂਦੇ , ਅਖੇ ਮੈਂ ਬਾਹਰ ਤਾਂ
ਨਿਕਲਿਆ ਸੀ , ਸਿਰਫ ਝੌਲਾ ਜਿਹਾ ਪਿਆ ਕਿ ਹੋ ਸਕਦੇ ਟੋਡੀ ਹੋਵੇ , ਪਰ ਯਕੀਨ ਨਾਲ ਨਹੀਂ ਕਹਿ ਸਕਦਾ |
ਨਾਲੇ ਜਨਾਬ ਟੋਡੀ ਦੇ ਅਫਸਰਾਂ ਮੁਤਾਬਿਕ ਉਹ ਰਾਤ ਦੀ ਡਿਊਟੀ ਤੇ ਤਾਇਨਾਤ ਸੀ ਅਤੇ ਸਾਡੇ ਵਲੋਂ ਭੇਜੀ ਗਈ ਪੁਲਿਸ ਦੀ ਟੁਕੜੀ ਨੂੰ ਉਨ੍ਹਾਂ ਨੇ ਦਸਿਆ ਹੈ ਕਿ ਪੜਤਾਲ ਦੌਰਾਨ ਉਹ ਗੈਰ
ਹਾਜਿਰ ਵੀ ਨਹੀਂ ਪਾਇਆ ਗਿਆ ! ਹੁਣ ਸਵਾਲ ਇਹ ਉੱਠਦਾ ਹੈ ਕਿ ਜੇਕਰ ਟੋਡੀ ਪਿੰਡ ਨਹੀਂ ਆਇਆ ਤਾਂ ਹੋਰ ਕਿਹੜਾ ਦੁਸ਼ਮਣ ਇਸ ਪ੍ਰੀਵਾਰ ਦਾ ਹੋ ਸਕਦਾ ਹੈ ? ਜਿਸਨੇ ਇਨ੍ਹਾਂ ਕਤਲਾਂ ਨੂੰ ਅੰਜਾਮ ਦਿੱਤਾ
ਹੋਵੇ ?
ਗੱਲ ਤੇਰੀ ਠੀਕ ਹੈ ਥਾਣੇਦਾਰਾ , ਪਰ ਚੁੱਪ ਕਰਕੇ ਬਹਿਣਾ ਵੀ ਤਾਂ ਨਹੀਂ ਬਣਦਾ !
ਠੀਕ ਹੈ ਜਨਾਬ , ਏਦਾਂ ਕਰਦੇ ਹਾਂ ਕਿ ਟੋਡੀ ਦੀ ਭੈਣ ਦੇ ਪਿੰਡ ਜਾ ਕੇ ਵੀ ਉਸਦੇ ਸਹੁਰਿਆਂ ਕੋਲੋਂ ਵੀ ਪੁੱਛ ਆਈਏ ! ਜੇਕਰ ਤੁਹਾਡੀ ਆਗਿਆ ਹੋਵੇ ਤਾਂ ?
ਉੱਚ ਅਫਸਰ ਨੂੰ ਥਾਣੇਦਾਰ ਸੁਖਦੇਵ ਸਿੰਘ ਦਾ ਸੁਝਾਉ ਠੀਕ ਲੱਗਾ , ਉਹ ਕਹਿਣ ਲੱਗਾ , ਇਸ ਤਰਾਂ ਕਰੋ ਕਿ ਚਾਰ ਸਿਪਾਹੀ ਇੱਕ ਏ ਐਸ ਆਈ ਦੇ ਨਾਲ ਭੇਜ ਦਿਓ , ਫਿਰ ਦੇਖਦੇ ਹਾਂ ਕਿ ਕੀ
ਹੁੰਦਾ ਹੈ |
ਹੁਕਮ ਮਿਲਦੇ ਹੀ ਸੁਖਦੇਵ ਸਿਹੁੰ ਨੇ ਪਿੰਡ ਬੱਲੋਚੱਕ ਨੂੰ ਪੁਲਿਸ ਟੁਕੜੀ ਭੇਜ ਦਿਤੀ ਤੇ ਆਪ ਪੁਲਿਸ ਅਫਸਰਾਂ ਦੇ ਖਾਣ ਪੀਣ ਦਾ ਇੰਤਜਾਮ ਕਰਨ ਵਾਸਤੇ ਸਰਪੰਚ ਦੇ ਨਾਲ ਉਸਦੇ ਘਰ ਨੂੰ ਤੁਰ
ਪਿਆ |
ਦੋ ਦਿਨ ਹੋਰ ਬੀਤ ਗਏ , ਬਾਹਰੋਂ ਆਏ ਪੁਲਿਸ ਅਫਸਰਾਂ ਅਤੇ ਥਾਣੇ ਦੀ ਪੁਲਿਸ ਨੇ ਬਥੇਰੇ ਅਕਲ ਦੇ ਘੋੜੇ ਦੌੜਾਏ , ਪਰ ਕਾਤਿਲ ਦੇ ਸ਼ੱਕੀ ਨਾਮ ਦਾ ਪਤਾ ਹੋਣ ਦੇ ਬਾਵਜੂਦ ਵੀ ਪੁਲਿਸ ਨੂੰ ਕੋਈ
ਵੀ ਪੱਕਾ ਸੁਰਾਗ ਅਜੇ ਤੱਕ ਹੱਥ ਨਹੀਂ ਸੀ ਲੱਗਾ |
ਉਧਰ ਦੂਜੇ ਪਾਸੇ , ਪਿੰਡ ਦੇ ਸਰਪੰਚ ਦੀ , ਪੁਲਿਸ ਨੂੰ ਰੋਟੀਆਂ ਖੁਆ ਖੁਆ ਕੇ ਮੱਤ ਮਾਰੀ ਗਈ , ਪਰ ਉਹ ਕੁਝ ਬੋਲ ਵੀ , ਤਾਂ , ਨਹੀਂ ਸੀ ਸਕਦਾ , ਉਸਦੀ ਘਰ ਵਾਲੀ ਕਹਿਣ ਲੱਗੀ , ਦੇਖ ਮੇਰੇ
ਸਾਈਆਂ ! ਜੇਕਰ ਇਸ ਤਰਾਂ ਹੀ ਚੱਲਦਾ ਰਿਹਾ ਤਾਂ ਮੈਂ ਪੇਕੇ ਚਲੇ ਜਾਣਾ ਹੈ , ਮੇਰੇ ਕੋਲੋਂ ਇਨ੍ਹਾਂ ਵਿਹਲੜਾਂ ਦੇ ਢਿੱਡ ਨਹੀਂ ਭਰ ਹੁੰਦੇ |
ਚੱਲ ਕੋਈ ਨਾ , ਦੋ ਚਾਰ ਦਿਨ ਦੀ ਗੱਲ ਆ , ਇਨ੍ਹਾਂ ਕਿਹੜਾ ਇਥੇ ਬੈਠੇ ਰਹਿਣੇ , ਸਰਪੰਚ ਆਪਣੀ ,ਘਰ ਵਾਲੀ ਨੂੰ ਸਮਝਾਉਣ ਦੇ ਇਰਾਦੇ ਨਾਲ ਬੋਲਿਆ |
ਠੀਕ ਆ ਠੀਕ ਆ , ਜੇਕਰ ਤੈਨੂੰ ਇਨ੍ਹਾਂ ਪੁਲਸੀਆਂ ਦਾ ਇਤਨਾ ਹੀ ਹੇਜ ਆ , ਤਾਂ , ਤੂੰ, ਖੁਦ ਆਪ , ਚਾਹ ਪਾਣੀ ਪਿਆ ਦਿਆ ਕਰ , ਜੇਕਰ ਤੂੰ ਮੇਰੇ ਗੱਲ ਨਹੀਂ ਮੰਨਣੀ ਤਾਂ ਮੈਂ ਚੱਲਦੀ ਆਂ ਪੇਕੇ
, ਫਿਰ ਤੂੰ ਆਪੇ ਕਰ ਲਵੀਂ ਰੋਟੀ ਟੁੱਕੜ |
ਇਧਰ ਸਰਪੰਚ ਦੀ ਲਾਹ ਪਾਹ ਸਰਪੰਚਣੀ ਕਰੀ ਜਾਵੇ ਤੇ ਉਧਰ ਪੁਲਿਸ ਵਾਲੇ ਲੱਗ ਪਏ ਅਵਾਜਾਂ ਮਾਰਨ , ਉ ? ਸਰਪੰਚਾਂ ਕਿੱਧਰ ਮਰ ਗਿਆ ਏਂ , ਲਿਆ ਚਾਅ ਦੇ ਦੋ ਕੱਪ ਬਣਾ ਕੇ ! ਵੱਡੇ
ਸਾਅਬ ਆਏ ਨੇ , ਤਫ਼ਸ਼ੀਸ਼ ਵਾਸਤੇ |
ਆਇਆ ,ਆਇਆ ਜਨਾਬ ਬੱਸ , ਦੋ ਮਿੰਟ ਵੇਟ ਕਰੋ , ਚਾਹ ਲੈ ਕੇ ਆ ਰਿਹਾਂ , ਆ ਜਰਾ ! ਅੱਗ ਨਹੀਂ ਸੀ ਬਲ ਰਹੀ , ਸਾਲਾ ਬਾਲਣ ਵੀ ਗਿੱਲਾ ਹੋਇਆ ਪਿਆ ਆ |
ਸਰਪੰਚ ਕੋਲੋਂ ਚਾਹ ਦਾ ਕੱਪ ਫੜਦਾ ਹੋਇਆ ਥਾਣੇਦਾਰ ਬੋਲਿਆ , ਯਾਰ ਸਰਪੰਚਾਂ ਜਰਾ ਸੋਚ ਕੇ ਦੱਸ , ਕਿ , ਬ੍ਰਾਹਮਣਾਂ ਦੇ ਦੋਹਾਂ ਪ੍ਰੀਵਾਰਾਂ ਦੀ ਆਪਸ ਚ ਦੁਸ਼ਮਣੀ ਕਿਉਂ ਹੈ , ਆਪਸੀ
ਕਤਲ ਕਿਉਂ ਹੋ ਰਹੇ ਹਨ , ਪਹਿਲਾਂ ਟੋਡੀ ਦੇ ਪ੍ਰੀਵਾਰ ਦੇ ਜੀਆਂ ਦਾ ਕਤਲ ਤੇ ਆ ਹੁਣ ਉਸਦੇ ਤਾਏ ਦੇ ਜੀਆਂ ਦਾ ਸਰਵਨਾਸ਼ , ਗੱਲ ਆਖਿਰਕਾਰ ਹੈ ਕੀ ?
ਦੇਖੋ ਥਾਣੇਦਾਰ ਸਾਹਿਬ ਜੀ ! ਗੱਲ ਇਸ ਤਰਾਂ ਹੈ ਕਿ ਜਦ ਟੋਡੀ ਦੀ ਮਾ ਸ਼ਾਂਤੀ ਦੇਵੀ ਦਾ ਨਵਾਂ ਨਵਾਂ ਵਿਆਹ ਹੋਇਆ ਸੀ ਤਾਂ , ਆਂਡੀਆਂ ਗੁਆਂਢੀਆਂ ਦੇ ਦੱਸਣ ਮੁਤਾਬਿਕ , ਸ਼ਾਂਤੀ ਦੇਵੀ ਤੇ
ਟੋਡੀ ਦੇ ਤਾਏ ਦੀ ਨਜਰ ਠਹਿਰ ਗਈ ਸੀ , ਜੋ ਅਸੀਂ ਸੁਣਿਆ ਹੋਇਆ ਹੈ !
ਸਰਪੰਚ ਦੇ ਮੂੰਹੋਂ ਇਹ ਸੁਣ ਕੇ ਥਾਣੇਦਾਰ ਸੁਖਦੇਵ ਸਿਉਂ ਦੀਆਂ ਵਾਸ਼ਾਂ ਖਿੜ ਉਠੀਆਂ , ਉਸਨੂੰ ਕਤਲ ਦਾ ਜਿਵੇਂ ਕਾਲਪਨਿੱਕ ਤੌਰ ਤੇ ਸੁਰਾਗ ਜਿਹਾ ਮਿਲ ਗਿਆ ਸੀ |
ਅਚਾਨਕ ਮੂੰਹੋਂ ਨਿਕਲੀ ਗੱਲ ਨੂੰ ਸਰਪੰਚ ਵੀ ਸਮਝ ਚੁੱਕਾ ਸੀ ਕਿ ਵਈ ਹੁਣ ਗੁਆਹ ਜਰੂਰ ਬਣਨਾ ਪਊ , ਤੇ ਗੁਆਹ ਵੀ ਪੁਲਿਸ ਦਾ ਕਿਸੇ ਮਾੜੇ ਮੋਟੇ ਬੰਦੇ ਦਾ ਨਹੀਂ
| ਉਹ ਸੋਚੀਂ ਪੈ ਗਿਆ ਕਿ ਹੁਣ ਕਰੇ ਤੇ ਕੀ ਨਾ ਕਰੇ !
ਥਾਣੇਦਾਰ ਨੇ ਸਰਪੰਚ ਦੀ ਦੱਸੀ ਹੋਈ ਗੱਲ ਨੂੰ ਥੋੜਾ ਬਹੁਤ ਹੋਰ ਵਧਾ ਘਟਾ ਕੇ ਆਪਣੇ ਸੀਨੀਅਰ ਅਫਸਰਾਂ ਨੂੰ ਜਾ ਦੱਸਿਆ | ਸੀਨੀਅਰ ਅਫਸਰਾਂ ਨੂੰ ਥਾਣੇਦਾਰ ਦੀ ਗੱਲ 'ਚ ਵਜਨ ਜਾਪਿਆ ,
ਉਨ੍ਹਾਂ ਨੇ ਕਿਹਾ ਜਾ ਸੁਖਦੇਵ ਸਿਆਂ ਸਰਪੰਚ ਨੂੰ ਜਲਦੀ ਤੋਂ ਜਲਦੀ ਸਾਡੇ ਸਾਹਮਣੇ ਲੈ ਕੇ ਆ !
ਥਾਣੇਦਾਰ ਦੇ ਕਹਿਣ ਉਪਰੰਤ ਸਰਪੰਚ ਸਿਰ ਨੀਵਾਂ ਪਾਈ ਉਸਦੇ ਨਾਲ ਉਸ ਪਾਸੇ ਨੂੰ ਹੋ ਤੁਰਿਆ , ਜਿਸ ਪਾਸੇ ਸੀਨੀਅਰ ਪੁਲਿਸ ਵਾਲੇ ਬੈਠੇ , ਸਰਪੰਚ ਦੇ ਆਉਣ ਦੀ ਉਡੀਕ ਕਰ ਰਹੇ ਸਨ |
ਸੀਨੀਅਰ ਅਫਸਰਾਂ ਵਿੱਚੋਂ ਇੱਕ ਜਣਾ ਬੋਲਿਆ , ਆ ਵਈ ਸਰਪੰਚਾਂ , ਤੂੰ ਤਾਂ ਬੜੇ ਕੰਮ ਦੀ ਚੀਜ ਆ , ਸਾਡੀਆਂ ਅੱਧੀਆਂ ਚਿੰਤਾਵਾਂ ਤਾਂ ਸਰਪੰਚਾਂ ਤੂੰ ਦੂਰ ਕਰ ਦਿਤੀਆਂ ਨੇ , ਸਾਨੂੰ ਤਾਂ ਇਸ
ਚੌਹਰੇ ਕਤਲ ਕਾਂਡ ਦਾ ਕੋਈ ਸੁਰਾਗ ਨਜਰ ਨਹੀਂ ਸੀ ਆ ਰਿਹਾ , ਭਲਾ ਹੋਵੇ ਤੇਰਾ , ਜਿਹੜਾ ਤੂੰ ਸਾਡੇ ਥਾਣੇਦਾਰ ਨੂੰ , ਜੇਠ ਅਤੇ ਛੋਟੀ ਭਰਜਾਈ ਦੇ ਆਪਸੀ ਰਿਸ਼ਤੇ ਦਾ ਸ਼ੱਕ ਜਾਹਿਰ ਕੀਤਾ ਹੈ |
ਹਾਂ , ਨਾਲੇ ਹੁਣ ਇਹ ਦੱਸ ?? ਕਿ ਇਸ ਗੱਲ ਦਾ ਪਿੰਡ ਵਿੱਚ ਕਿਸ ਕਿਸ ਨੂੰ ਡੂੰਘਾਈ ਨਾਲ ਪਤਾ ਹੈ ਜਾਂ ਟੋਡੀ ਦੇ ਪ੍ਰੀਵਾਰਿਕ ਮੈਂਬਰਾਂ ਵਿੱਚੋਂ , ਇਸ ਬੇਗੈਰਤੀ ਵਾਲੇ ਰਿਸ਼ਤੇ ਤੋਂ , ਕੌਣ ਜਿਆਦਾ
ਖਫਾ ਰਹਿੰਦਾ ਸੀ |
ਸਰਪੰਚ ਕਹਿਣ ਲੱਗਾ ਦੇਖੋ ਜਨਾਬ , ਇਹ ਗੱਲਾਂ ਬਹੁਤ ਪੁਰਾਣੀਆਂ ਨੇ , ਸ਼ਾਂਤੀ ਦੇਵੀ ਦਾ ਵਿਆਹ ਹੋਏ ਨੂੰ ਅਜੇ ਦੋ ਕੁ ਮਹੀਨੇ ਹੋਏ ਸਨ , ਜੱਦ ਬ੍ਰਾਹਮਣਾ ਦੇ ਆਂਡੀਆਂ ਗੁਆਂਢੀਆਂ ਵਿੱਚ ਇਹ
ਖੁਸਰ ਮੁਸਰ ਸ਼ੁਰੂ ਹੋ ਗਈ ਸੀ ਕਿ ਸ਼ਾਂਤੀ ਦੇਵੀ ਉੱਪਰ, ਉਸਦੇ ਜੇਠ ਨੇ ਡੋਰੇ ਪਾ ਲੈ ਹਨ , ਉਹ ਹਰ ਵਕਤ ਸ਼ਾਂਤੀ ਦੇਵੀ ਦੇ ਇਰਦ ਗਿਰਦ ਮੰਡਰਾਉਂਦਾ ਰਹਿੰਦਾ ਹੈ |
ਇਹ ਇੱਕਲਾ ਸ਼ੱਕ ਸੀ ਜਾਂ ਕੁਝ ਅਸਲੀਅਤ ਵੀ ਸੀ , ਸੀਨੀਅਰ ਪੁਲਿਸ ਅਫਸਰ ਨੇ ਸਰਪੰਚ ਤੇ ਅਗਲਾ ਸਵਾਲ ਦਾਗ਼ਿਆ |
ਨਹੀਂ ਜਨਾਬ , ਇਹ ਨਿਰਾ ਪੂਰਾ ਸ਼ੱਕ ਹੀ ਨਹੀਂ ਸੀ , ਬਲਕਿ ਹਕੀਕਤ ਵੀ ਸੀ , ਪਿੰਡ ਦੇ ਲੋਕਾਂ ਦੇ ਦੱਸਣ ਅਤੇ ਨੈਣਾਂ ਨਕਸ਼ਾਂ ਦੇ ਅਧਾਰ ਉੱਪਰ ਟੋਢੀ ਦੀ ਵੱਡੀ ਭੈਣ ( ਅੰਜੂ ਦੇਵੀ ) ਸ਼ਾਂਤੀ ਦੇਵੀ
ਦੇ , ਜੇਠ ਦੀ ਪੈਦਾਇਸ਼ ਸੀ , ਇਸ ਬਾਰੇ ਸ਼ਾਂਤੀ ਦੇਵੀ ਦੇ ਘਰ ਵਾਲੇ ਨੂੰ ਵੀ ਸ਼ੱਕ ਸੀ ਅਤੇ ਇਸੇ ਗੱਲ ਨੂੰ ਲੈ ਕੇ ਦੋਹਾਂ ਭਰਾਵਾਂ ਅਤੇ ਸ਼ਾਂਤੀ ਦੇਵੀ ਦੇ ਦਰਮਿਆਨ ਕਈ ਵਾਰੀ ਤੂੰ , ਤੂੰ , ਮੈਂ , ਮੈਂ ਵੀ ਹੋ ਹਟੀ ਸੀ |
ਅੱਛਾ , ਇਹ ਗੱਲ ਆ , ਤਾਂ ਫਿਰ ਜਿਹੜੀ ਟੀਮ ਟੋਢੀ ਦੀ ਵੱਡੀ ਭੈਣ ਅੰਜੂ ਦੇਵੀ ਦੇ ਪਿੰਡ ਬੱਲੋਚੱਕ ਗਈ ਹੋਈ ਆ , ਉਸਨੂੰ ਵਾਪਿਸ ਆ ਲੈਣ ਦਿਉ ਫਿਰ ਦੇਖਦੇ ਹਾਂ ਕਿ ਅੱਗੋਂ ਕੀ ਕਰਨਾ ਹੈ |
ਇਤਨੀਆਂ ਗੱਲਾਂ ਕਰਦਾ ਹੋਇਆ ਸੀਨੀਅਰ ਅਫਸਰ ਬੋਲਿਆ , ਚੰਗਾ ਥਾਣੇਦਾਰਾ , ਅਸੀਂ ਚੱਲਦੇ ਹਾਂ ਹੁਣ , ਸਾਡੀ ਕੋਈ ਲੋੜ ਨਹੀਂ ਰਹੀ ਇੱਥੇ ਪਿੰਡ ' ਚ ਰਹਿਣ ਦੀ , ਤੂੰ ਸਰਪੰਚ , ਅਮਲੀ ਅਤੇ ਦਰਸ਼ੂ ਤਿੰਨਾਂ
ਤੇ ਪੂਰੀ ਨਜਰ ਰੱਖੀਂ ! ਕਿਉਂਕਿ ਹੁਣ ਇਨ੍ਹਾਂ ਦੀਆਂ ਗੁਆਹੀਆਂ ਨਾਲ ਹੀ ਅਸੀਂ ਅੱਗੇ ਵਧਣਾ ਹੈ | ਨਾਲੇ ਜੇਕਰ ਲੋੜ ਪਈ ਤਾਂ , ਅੰਜੂ ਦੇਵੀ ਦੇ ਬਿਆਨ ਰਿਕਾਰਡ ਕਰ ਲਿਆਇਉ , ਕਿ ਉਹ ਆਪਣੇ ਤਾਏ ਦੇ
ਟੱਬਰ ਦੇ ਜੀਆਂ ਦੇ ਕਤਲਾਂ ਬਾਰੇ ਕਿਹੋ ਜਿਹੇ ਖਿਆਲ ਰੱਖਦੀ ਹੈ |
ਠੀਕ ਆ ਜਨਾਬ ਜੀ ,ਜਿਵੇਂ ਤੁਸੀਂ ਕਹੋ ਉਵੇਂ ਹੀ ਹੋਵੇਗਾ , ਠਾਣੇਦਾਰ ਸੁੱਖਦੇਵ ਸਿੰਘ ਵੀ ਆਪਣੇ ਸੀਨੀਅਰਾਂ ਨੂੰ ਕਿਵੇਂ ਨਾ ਕਿਵੇਂ ਪਿੰਡੋਂ ਖਿਸਕਾਉਂਣਾ ਚਾਹੁੰਦਾ ਸੀ , ਇਸ ਲਈ ਉਹ ਗੱਲ
ਮੁਕਾਉਣ ਦੀ ਖਾਤਿਰ ਬੋਲਿਆ , ਜੇਕਰ ਕਹੋ ਤਾਂ ਮੈਂ ਜਾ ਆਵਾਂ , ਅੰਜੂ ਨੂੰ ਇੱਥੇ ਹੀ ਫੜ ਲਿਆਉਂਦੇ ਹਾਂ !
ਨਹੀਂ ,ਨਹੀਂ , ਇਹ ਕੰਮ ਨਹੀਂ ਕਰਨਾ , ਐਵੇਂ ਬਿਨਾਂ ਵਜਾਹ ਰੌਲਾ ਪਵੇਗਾ , ਤੈਨੂੰ ਪਤੈ , ਸੋਸ਼ਲ ਸੰਸਥਾਵਾਂ ਤਾਂ ਇਹੋ ਜਿਹੇ ਮੌਕੇ ਲੱਭਦੀਆਂ ਨੇ , ਉਨ੍ਹਾਂ ਨੇ ਜਨਾਨੀਆਂ ਨੂੰ ਤੰਗ ਪ੍ਰੇਸ਼ਾਨ ਕਰਨ ਦਾ
ਸਾਡੇ ਤੇ ਇਲਜਾਮ ਲਾ ਕੇ ਆਪਣੀਆਂ ਸਿਆਸੀ ਰੋਟੀਆਂ ਸੇਕਣ ਲੱਗ ਜਾਣੀਆਂ ਨੇ ਤੇ ਬਦਨਾਮੀ ਪੁਲਿਸ ਦੀ |
ਥਾਣੇਦਾਰ ਆਪਣੇ ਸੀਨੀਅਰ ਅਫਸਰ ਦੀ ਨਸੀਹਤ ਸੁਣ ਕੇ ਚੁੱਪ ਹੋ ਗਿਆ , ਆਪਣੇ ਸੀਨੀਅਰਾਂ ਨੂੰ ਪਿੰਡੋਂ ਵਾਪਿਸ ਭੇਜਣ ਵਾਸਤੇ ਉਸਨੂੰ ਕੋਈ ਵੀ ਸਕੀਮ ਨਹੀਂ ਸੀ ਬਹੁੜ ਰਹੀ | ਦੂਸਰਾ